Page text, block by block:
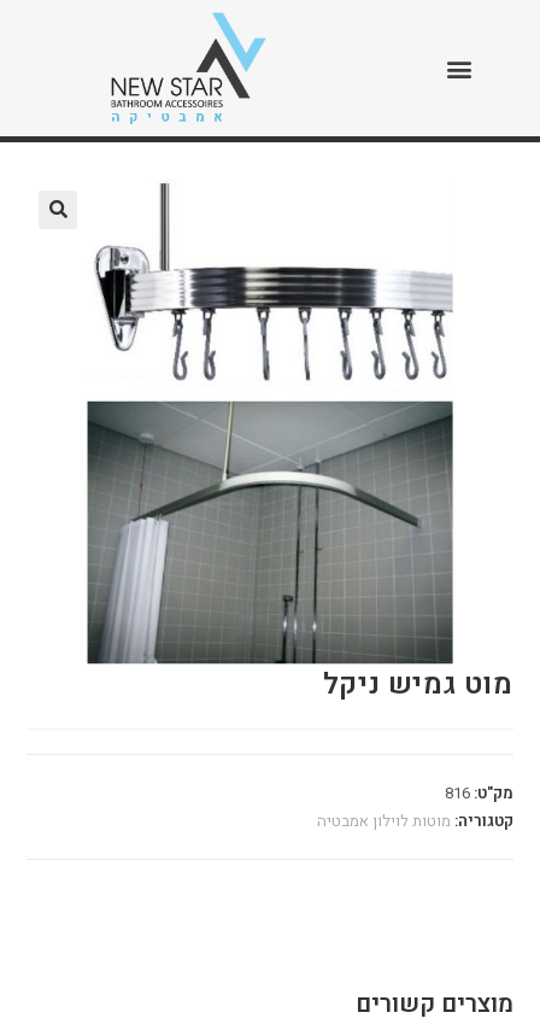
מוט גמיש ניקל
מוט גמיש ניקל
מק"ט:816
קטגוריה: מוטות לוילון אמבטיה
מוצרים קשורים